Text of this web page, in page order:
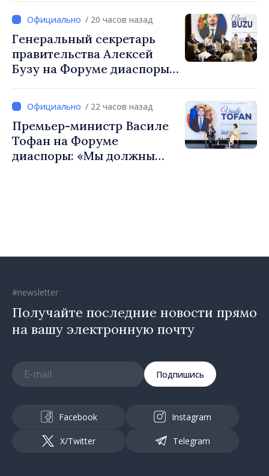
Вевер обсудили
европейский путь
Республики Молдова
/ 20 часов назад
Генеральный секретарь
правительства Алексей
Бузу на Форуме диаспоры:
чтобы строить более
сильные сообщества»
/ 22 часов назад
Премьер-министр Василе
Тофан на Форуме
диаспоры: «Мы должны
#newsletter
Получайте последние новости прямо
на вашу электронную почту
Подпишись
Facebook Instagram
X/Twitter Telegram